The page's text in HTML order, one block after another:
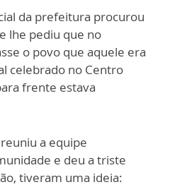
da prefeitura procurou
lhe pediu que no
o povo que aquele era
celebrado no Centro
frente estava
a equipe
e deu a triste
tiveram uma ideia: